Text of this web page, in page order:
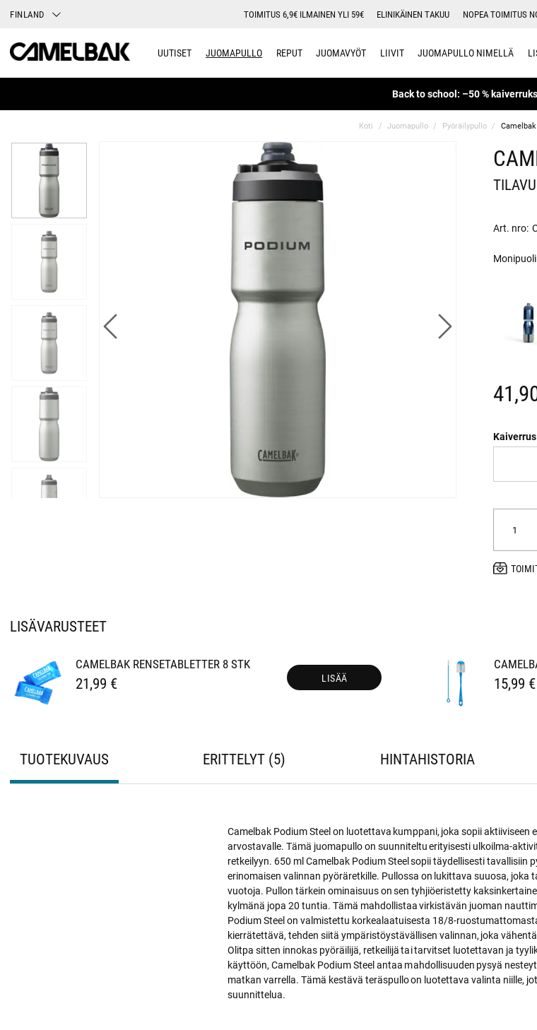
FINLAND TOIMITUS 6,9€ ILMAINEN YLI 59€ ELINIKÄINEN TAKUU NOPEA TOIMITUS
UUTISET JUOMAPULLO REPUT JUOMAVYÖT LIIVIT JUOMAPULLO NIMELLÄ
Back to school: –50 %
Koti Juomapullo Pyöräilypullo
Art. nro:
Kaiverrus
LISÄVARUSTEET
CAMELBAK RENSETABLETTER 8 STK
21,99 € LISÄÄ 15,99 €
TUOTEKUVAUS ERITTELYT 5 HINTAHISTORIA
Camelbak Podium Steel on luotettava kumppani, joka sopii
arvostavalle. Tämä juomapullo on suunniteltu erityisesti ulkoilma-
retkeilyyn. 650 ml Camelbak Podium Steel sopii täydellisesti tavallisiin
erinomaisen valinnan pyöräretkille. Pullossa on lukittava suuosa, joka
vuotoja. Pullon tärkein ominaisuus on sen tyhjiöeristetty
kylmänä jopa 20 tuntia. Tämä mahdollistaa virkistävän juoman
Podium Steel on valmistettu korkealaatuisesta 18/8-
kierrätettävä, tehden siitä ympäristöystävällisen valinnan, joka
Olitpa sitten innokas pyöräilijä, retkeilijä tai tarvitset luotettavan ja
käyttöön, Camelbak Podium Steel antaa mahdollisuuden pysyä
matkan varrella. Tämä kestävä teräspullo on luotettava valinta niille,
suunnittelua.